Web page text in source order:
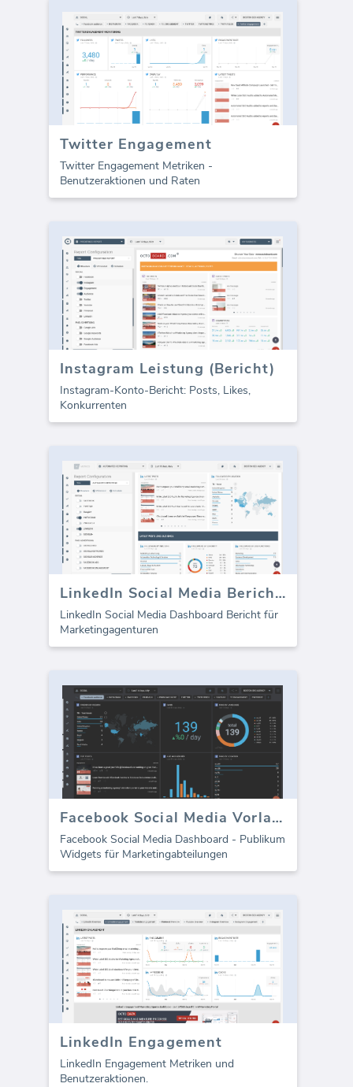
Twitter Engagement
Twitter Engagement Metriken -
Benutzeraktionen und Raten
Instagram Leistung (Bericht)
Instagram-Konto-Bericht: Posts, Likes,
Konkurrenten
LinkedIn Social Media Berichtsvorlage
LinkedIn Social Media Dashboard Bericht für
Marketingagenturen
Facebook Social Media Vorlage - Zielgruppenmetriken
Facebook Social Media Dashboard - Publikum
Widgets für Marketingabteilungen
LinkedIn Engagement
LinkedIn Engagement Metriken und
Benutzeraktionen.